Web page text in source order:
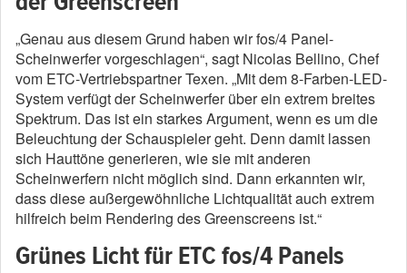
„Genau aus diesem Grund haben wir fos/4 Panel-
Scheinwerfer vorgeschlagen“, sagt Nicolas Bellino, Chef
vom ETC-Vertriebspartner Texen. „Mit dem 8-Farben-LED-
System verfügt der Scheinwerfer über ein extrem breites
Spektrum. Das ist ein starkes Argument, wenn es um die
Beleuchtung der Schauspieler geht. Denn damit lassen
sich Hauttöne generieren, wie sie mit anderen
Scheinwerfern nicht möglich sind. Dann erkannten wir,
dass diese außergewöhnliche Lichtqualität auch extrem
hilfreich beim Rendering des Greenscreens ist.“
Grünes Licht für ETC fos/4 Panels